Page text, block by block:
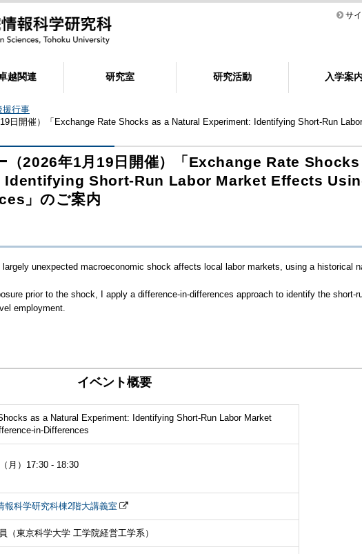
サ
越関連 研究室 研究活動 入学案
援行事
日開催）「Exchange Rate Shocks as a Natural Experiment: Identifying Short-Run
（2026年1月19日開催）「Exchange Rate
Short-Run Labor Market Effects
」のご案内
unexpected macroeconomic shock affects local labor markets, using a historical
prior to the shock, I apply a difference-in-differences approach to identify the short-
employment.
イベント概要
as a Natural Experiment: Identifying Short-Run Labor Market
in-Differences
月）17:30 - 18:30
報科学研究科棟2階大講義室
（東京科学大学 工学院経営工学系）